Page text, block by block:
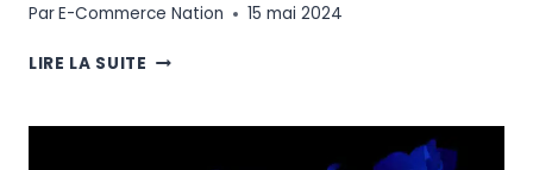
ParE-Commerce Nation 15 mai 2024
LIRE LA SUITE SALECYCLE
EN